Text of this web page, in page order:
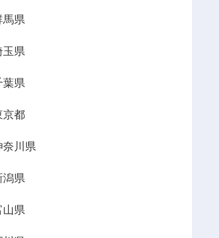
馬県
玉県
葉県
京都
奈川県
潟県
山県